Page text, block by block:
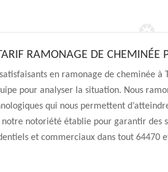
RAMONAGE DE CHEMINÉE
en ramonage de cheminée
pour analyser la situation. Nous
qui nous permettent
notre notoriété établie pour garantir des
et commerciaux dans tout 64470